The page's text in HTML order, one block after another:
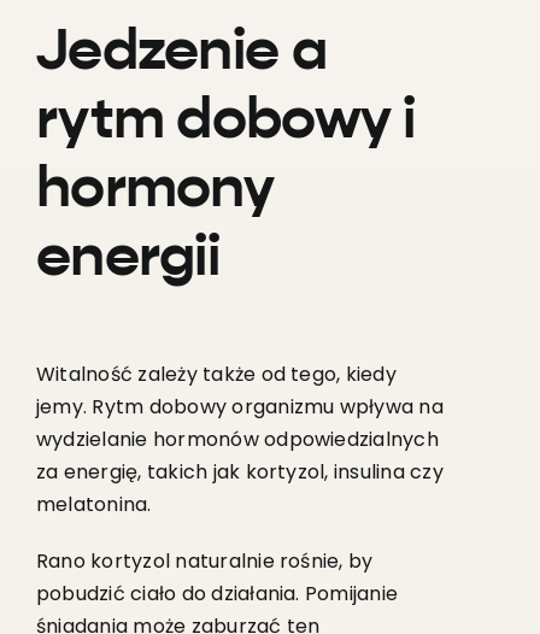
Jedzenie a
rytm dobowy i
hormony
energii
Witalność zależy także od tego, kiedy
jemy. Rytm dobowy organizmu wpływa na
wydzielanie hormonów odpowiedzialnych
za energię, takich jak kortyzol, insulina czy
melatonina.
Rano kortyzol naturalnie rośnie, by
pobudzić ciało do działania. Pomijanie
śniadania może zaburzać ten